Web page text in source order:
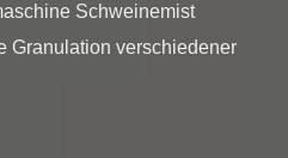
Schweinemist
Granulation verschiedener